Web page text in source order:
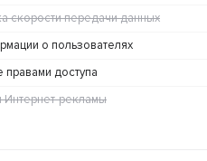
скорости передачи данных
о пользователях
правами доступа
Интернет-рекламы